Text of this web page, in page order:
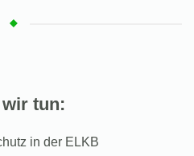
wir tun:
in der ELKB